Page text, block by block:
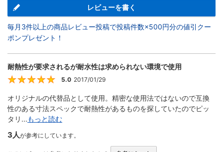
レビューを書く
毎月3件以上の商品レビュー投稿で投稿件数×500円分の値引クー
ポンプレゼント！
耐熱性が要求されるが耐水性は求められない環境で使用
5
5.0 2017/01/29
オリジナルの代替品として使用。精密な使用法ではないので互換
性のある寸法スペックで耐熱性があるものを探していたのでピッ
タリ...もっと読む
3人が参考にしています。